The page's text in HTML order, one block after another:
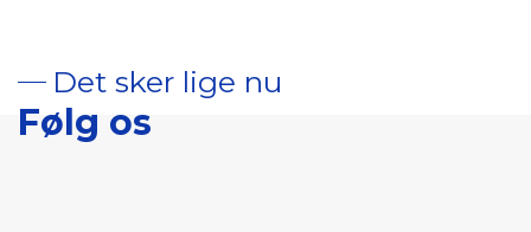
Det sker lige nu
Følg os